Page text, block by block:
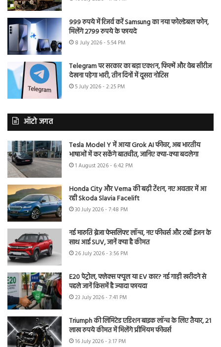
999 रुपये में रिजर्व करें Samsung का नया फोल्डेबल फोन,
मिलेंगे 2799 रुपये के फायदे
8 July 2026 - 5:54 PM
Telegram पर सरकार का बड़ा एक्शन, फिल्में और वेब सीरीज
देखना पड़ेगा भारी, तीन दिनों में दूसरा नोटिस
5 July 2026 - 2:25 PM
ऑटो जगत
Tesla Model Y में आया Grok AI फीचर, अब भारतीय
भाषाओं में कर सकेंगे बातचीत, जानिए क्या-क्या बदलेगा
1 August 2026 - 6:42 PM
Honda City और Verna की बढ़ी टेंशन, नए अवतार में आ
रही Skoda Slavia Facelift
30 July 2026 - 7:48 PM
नई मारुति ब्रेजा फेसलिफ्ट लॉन्च, नए फीचर्स और टर्बो इंजन के
साथ आई SUV, जानें क्या है कीमत
26 July 2026 - 3:56 PM
E20 पेट्रोल, फ्लेक्स फ्यूल या EV कार? नई गाड़ी खरीदने से
पहले जानें किसमें है ज्यादा फायदा
23 July 2026 - 7:41 PM
Triumph की लिमिटेड एडिशन बाइक लॉन्च के लिए तैयार, 21
लाख रुपये कीमत में मिलेंगे प्रीमियम फीचर्स
16 July 2026 - 3:17 PM